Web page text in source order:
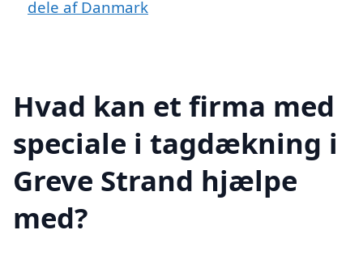
dele af Danmark
Hvad kan et firma med
speciale i tagdækning i
Greve Strand hjælpe
med?